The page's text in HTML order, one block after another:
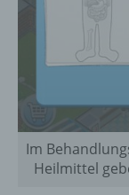
Im
Heilmittel